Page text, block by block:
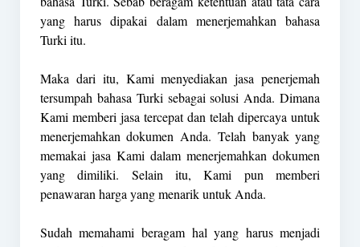
yang harus dipakai dalam menerjemahkan bahasa
Turki itu.
Maka dari itu, Kami menyediakan jasa penerjemah
tersumpah bahasa Turki sebagai solusi Anda. Dimana
Kami memberi jasa tercepat dan telah dipercaya untuk
menerjemahkan dokumen Anda. Telah banyak yang
memakai jasa Kami dalam menerjemahkan dokumen
yang dimiliki. Selain itu, Kami pun memberi
penawaran harga yang menarik untuk Anda.
Sudah memahami beragam hal yang harus menjadi